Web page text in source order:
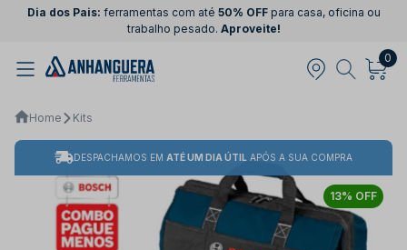
Dia dos Pais: ferramentas com até 50% OFFpara casa, oficina ou
trabalho pesado. Aproveite!
0
Home Kits
DESPACHAMOS EM ATÉ UM DIA ÚTIL APÓS A SUA COMPRA
13% OFF